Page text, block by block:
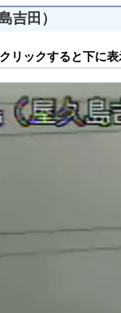
吉田）
リックすると下に